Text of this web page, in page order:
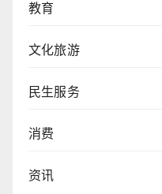
教育
文化旅游
民生服务
消费
资讯